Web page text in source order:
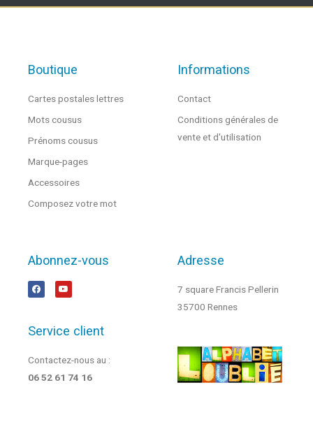
Boutique
Cartes postales lettres
Mots cousus
Prénoms cousus
Marque-pages
Accessoires
Composez votre mot
Informations
Contact
Conditions générales de
vente et d'utilisation
Abonnez-vous
Service client
Contactez-nous au :
06 52 61 74 16
Adresse
7 square Francis Pellerin
35700 Rennes